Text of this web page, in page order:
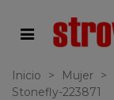
Inicio > Mujer >
Stonefly-223871